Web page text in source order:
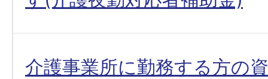
介護事業所に勤務する方の